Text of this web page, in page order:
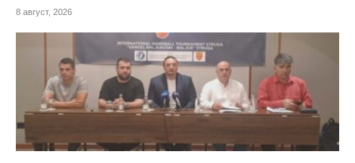
8 август, 2026